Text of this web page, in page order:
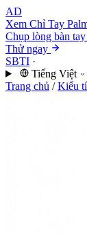
AD
Xem Chỉ Tay
Chụp lòng bàn
Thử ngay
SBTI ·
Tiếng Việt
Trang chủ / Kiểu